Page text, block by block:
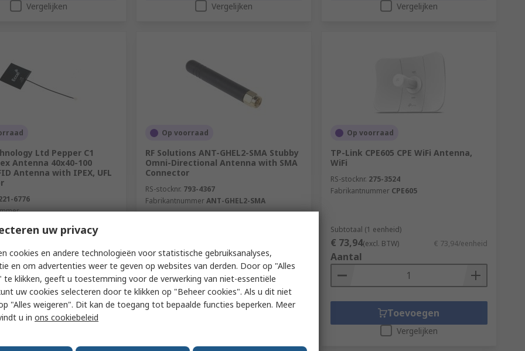
Vergelijken Vergelijken Vergelijken
Ltd Pepper C1
Antenna 40x40-100
Antenna with IPEX, UFL
6776
eenheid)
Toevoegen
Op voorraad
RF Solutions ANT-GHEL2-SMA Stubby
Omni-Directional Antenna with SMA
Connector
RS-stocknr. 793-4367
FabrikantnummerANT-GHEL2-SMA
Aantal
Toevoegen
Op voorraad
TP-Link CPE605 CPE WiFi Antenna,
WiFi
RS-stocknr. 275-3524
Fabrikantnummer CPE605
Subtotaal (1 eenheid)
€ 73,94(excl. BTW) € 73,94/eenheid
Aantal
Toevoegen
Vergelijken
uw privacy
cookies en andere technologieën voor statistische gebruiksanalyses,
en om advertenties weer te geven op websites van derden. Door op "Alles
te klikken, geeft u toestemming voor de verwerking van niet-essentiële
uw cookies selecteren door te klikken op "Beheer cookies". Als u dit niet
"Alles weigeren". Dit kan de toegang tot bepaalde functies beperken. Meer
u in ons cookiebeleid